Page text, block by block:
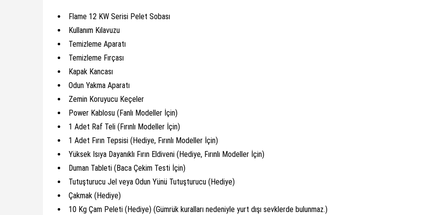
Flame 12 KW Serisi Pelet Sobası
Kullanım Kılavuzu
Temizleme Aparatı
Temizleme Fırçası
Kapak Kancası
Odun Yakma Aparatı
Zemin Koruyucu Keçeler
Power Kablosu (Fanlı Modeller İçin)
1 Adet Raf Teli (Fırınlı Modeller İçin)
1 Adet Fırın Tepsisi (Hediye, Fırınlı Modeller İçin)
Yüksek Isıya Dayanıklı Fırın Eldiveni (Hediye, Fırınlı Modeller İçin)
Duman Tableti (Baca Çekim Testi İçin)
Tutuşturucu Jel veya Odun Yünü Tutuşturucu (Hediye)
Çakmak (Hediye)
10 Kg Çam Peleti (Hediye) (Gümrük kuralları nedeniyle yurt dışı sevklerde bulunmaz.)